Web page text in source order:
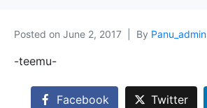
Posted on June 2, 2017 By Panu_admin
-teemu-
Facebook Twitter